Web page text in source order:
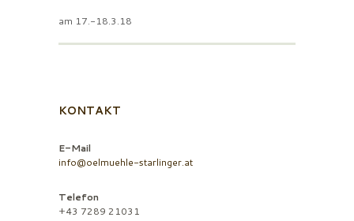
am 17.-18.3.18
KONTAKT
E-Mail
info@oelmuehle-starlinger.at
Telefon
+43 7289 21031